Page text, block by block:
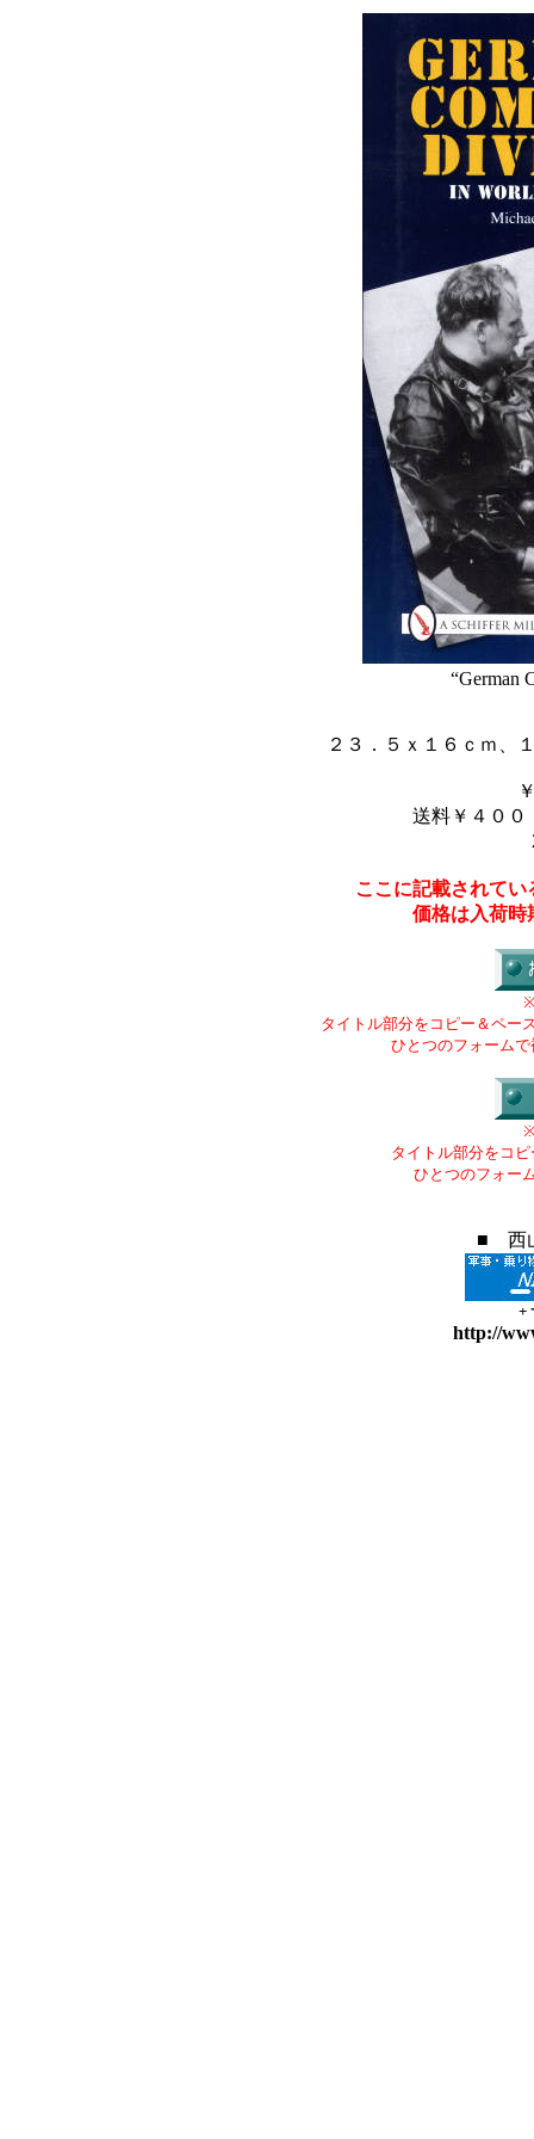
“German
２３．５ｘ１６ｃｍ、
送料￥４００
ここに記載されて
価格は入荷時
タイトル部分をコピー＆ペー
ひとつのフォーム
タイトル部分をコ
ひとつのフォー
■ 西
+
http://